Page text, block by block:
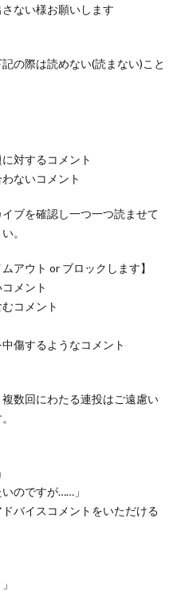
ない様お願いします
の際は読めない(読まない)こと
対するコメント
ないコメント
ブを確認し一つ一つ読ませて
。
アウト or ブロックします】
メント
コメント
傷するようなコメント
数回にわたる連投はご遠慮い
のですが……」
バイスコメントをいただける